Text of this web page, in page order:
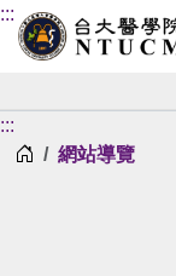
:::
:::
首頁網站導覽